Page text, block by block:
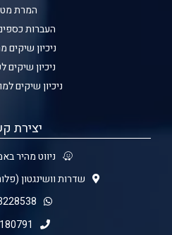
המרת
העברות
ניכיון שיקים
ניכיון שיקים
ניכיון שיקים
יצירת
ניווט מהיר
שדרות וושינגטון (פלורנטין)